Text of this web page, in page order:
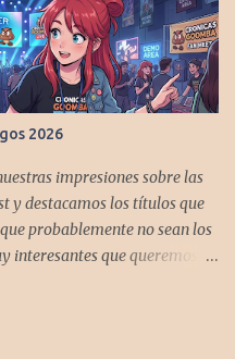
2026
impresiones sobre las
y destacamos los títulos que
probablemente no sean los
interesantes que queremos